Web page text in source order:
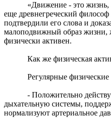
«Движение - это жизнь,
еще древнегреческий
подтвердили его слова и
малоподвижный образ жизни,
физически активен.
Как же физическая
Регулярные физические
- Положительно
дыхательную системы,
нормализуют артериальное